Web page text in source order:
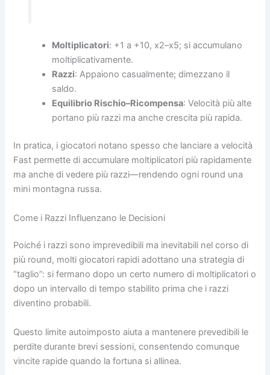
Moltiplicatori: +1 a +10, x2–x5; si accumulano
moltiplicativamente.
Razzi: Appaiono casualmente; dimezzano il
saldo.
Equilibrio Rischio–Ricompensa: Velocità più alte
portano più razzi ma anche crescita più rapida.
In pratica, i giocatori notano spesso che lanciare a velocità
Fast permette di accumulare moltiplicatori più rapidamente
ma anche di vedere più razzi—rendendo ogni round una
mini montagna russa.
Come i Razzi Influenzano le Decisioni
Poiché i razzi sono imprevedibili ma inevitabili nel corso di
più round, molti giocatori rapidi adottano una strategia di
“taglio”: si fermano dopo un certo numero di moltiplicatori o
dopo un intervallo di tempo stabilito prima che i razzi
diventino probabili.
Questo limite autoimposto aiuta a mantenere prevedibili le
perdite durante brevi sessioni, consentendo comunque
vincite rapide quando la fortuna si allinea.